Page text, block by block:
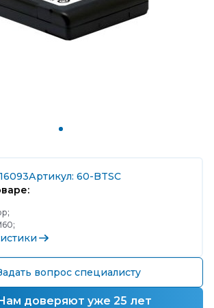
Артикул: 60-BTSC
вопрос специалисту
доверяют уже 25 лет